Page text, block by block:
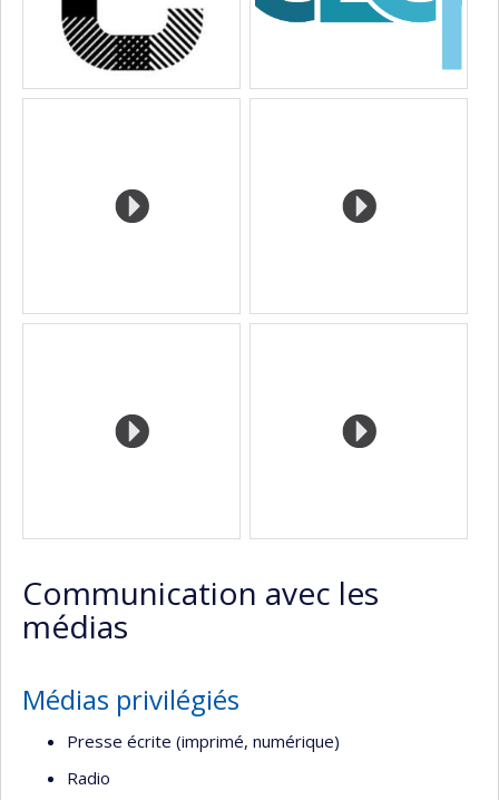
Communication avec les
médias
Médias privilégiés
Presse écrite (imprimé, numérique)
Radio